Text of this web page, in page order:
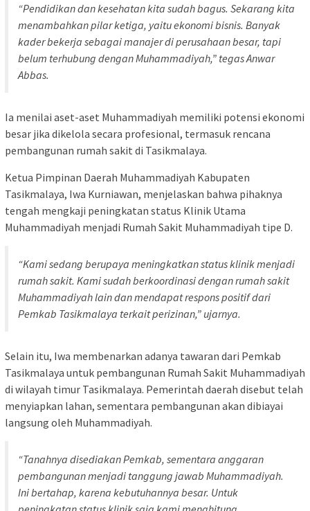
“Pendidikan dan kesehatan kita sudah bagus. Sekarang kita
menambahkan pilar ketiga, yaitu ekonomi bisnis. Banyak
kader bekerja sebagai manajer di perusahaan besar, tapi
belum terhubung dengan Muhammadiyah,” tegas Anwar
Abbas.
Ia menilai aset-aset Muhammadiyah memiliki potensi ekonomi
besar jika dikelola secara profesional, termasuk rencana
pembangunan rumah sakit di Tasikmalaya.
Ketua Pimpinan Daerah Muhammadiyah Kabupaten
Tasikmalaya, Iwa Kurniawan, menjelaskan bahwa pihaknya
tengah mengkaji peningkatan status Klinik Utama
Muhammadiyah menjadi Rumah Sakit Muhammadiyah tipe D.
“Kami sedang berupaya meningkatkan status klinik menjadi
rumah sakit. Kami sudah berkoordinasi dengan rumah sakit
Muhammadiyah lain dan mendapat respons positif dari
Pemkab Tasikmalaya terkait perizinan,” ujarnya.
Selain itu, Iwa membenarkan adanya tawaran dari Pemkab
Tasikmalaya untuk pembangunan Rumah Sakit Muhammadiyah
di wilayah timur Tasikmalaya. Pemerintah daerah disebut telah
menyiapkan lahan, sementara pembangunan akan dibiayai
langsung oleh Muhammadiyah.
“Tanahnya disediakan Pemkab, sementara anggaran
pembangunan menjadi tanggung jawab Muhammadiyah.
Ini bertahap, karena kebutuhannya besar. Untuk